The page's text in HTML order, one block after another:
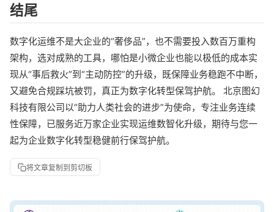
结尾
数字化运维不是大企业的“奢侈品”，也不需要投入数百万重构
架构，选对成熟的工具，哪怕是小微企业也能以极低的成本实
现从“事后救火”到“主动防控”的升级，既保障业务稳跑不中断，
又避免合规踩坑被罚，真正为数字化转型保驾护航。 北京图幻
科技有限公司以“助力人类社会的进步”为使命，专注业务连续
性保障，已服务近万家企业实现运维数智化升级，期待与您一
起为企业数字化转型稳健前行保驾护航。
将文章复制到剪切板